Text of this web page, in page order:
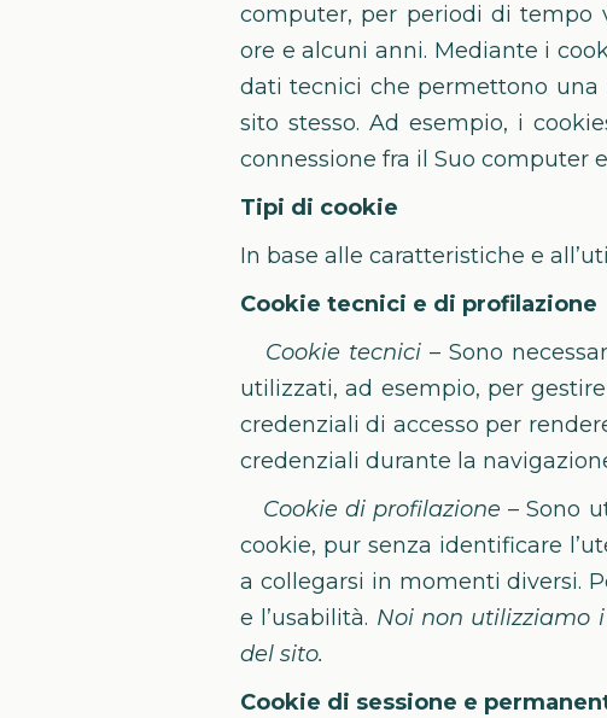
computer, per periodi di tempo
ore e alcuni anni. Mediante i
dati tecnici che permettono una
sito stesso. Ad esempio, i
connessione fra il Suo computer
Tipi di cookie
In base alle caratteristiche e
Cookie tecnici e di profilazione
Cookie tecnici – Sono
utilizzati, ad esempio, per
credenziali di accesso per
credenziali durante la
Cookie di profilazione – Sono
cookie, pur senza identificare
a collegarsi in momenti diversi.
e l’usabilità. Noi non utilizziamo
del sito.
Cookie di sessione e